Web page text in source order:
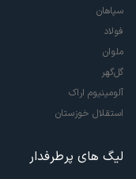
سپاهان
فولاد
ملوان
گل‌گهر
آلومینیوم اراک
استقلال خوزستان
لیگ های پرطرفدار